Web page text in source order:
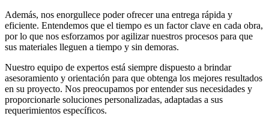
Además, nos enorgullece poder ofrecer una entrega rápida y
eficiente. Entendemos que el tiempo es un factor clave en cada obra,
por lo que nos esforzamos por agilizar nuestros procesos para que
sus materiales lleguen a tiempo y sin demoras.
Nuestro equipo de expertos está siempre dispuesto a brindar
asesoramiento y orientación para que obtenga los mejores resultados
en su proyecto. Nos preocupamos por entender sus necesidades y
proporcionarle soluciones personalizadas, adaptadas a sus
requerimientos específicos.